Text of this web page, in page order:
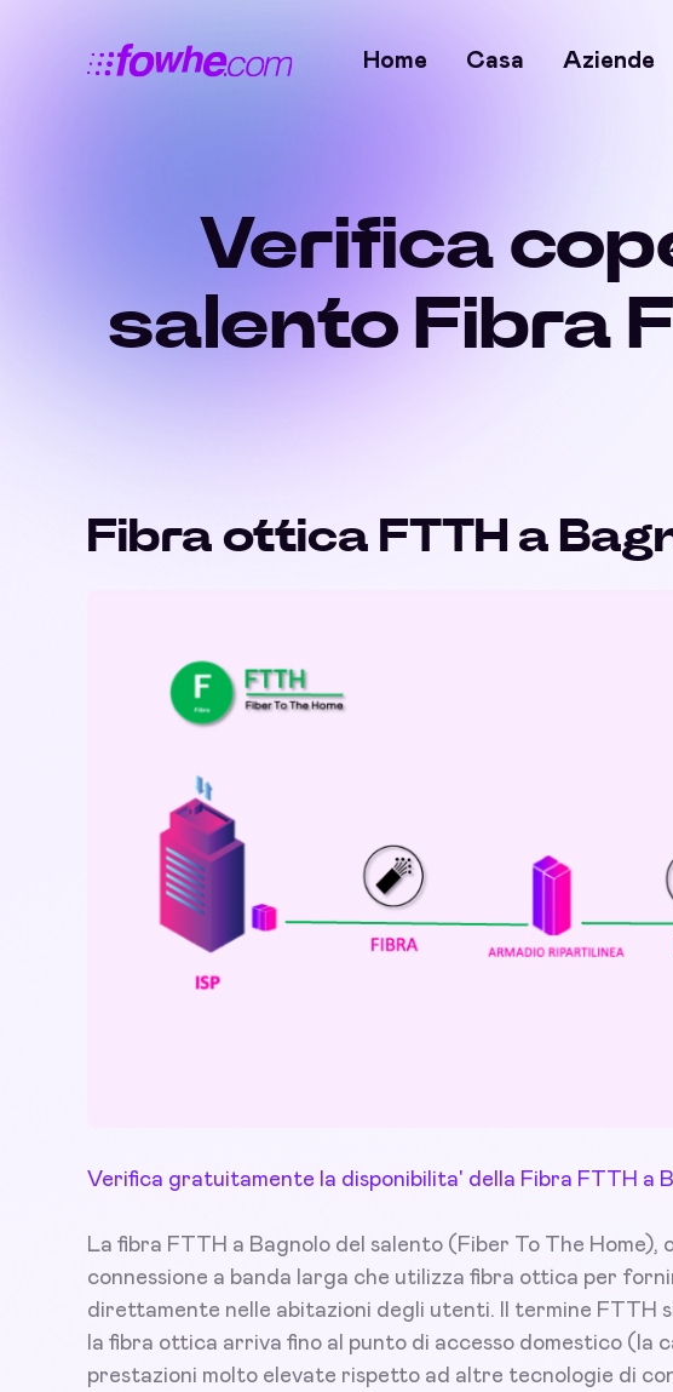
Home Casa Aziende
Verifica
salento Fibra
Fibra ottica FTTH a
Verifica gratuitamente la disponibilita' della Fibra FTTH a
La fibra FTTH a Bagnolo del salento (Fiber To The Home),
connessione a banda larga che utilizza fibra ottica per
direttamente nelle abitazioni degli utenti. Il termine FTTH
la fibra ottica arriva fino al punto di accesso domestico (la
prestazioni molto elevate rispetto ad altre tecnologie di